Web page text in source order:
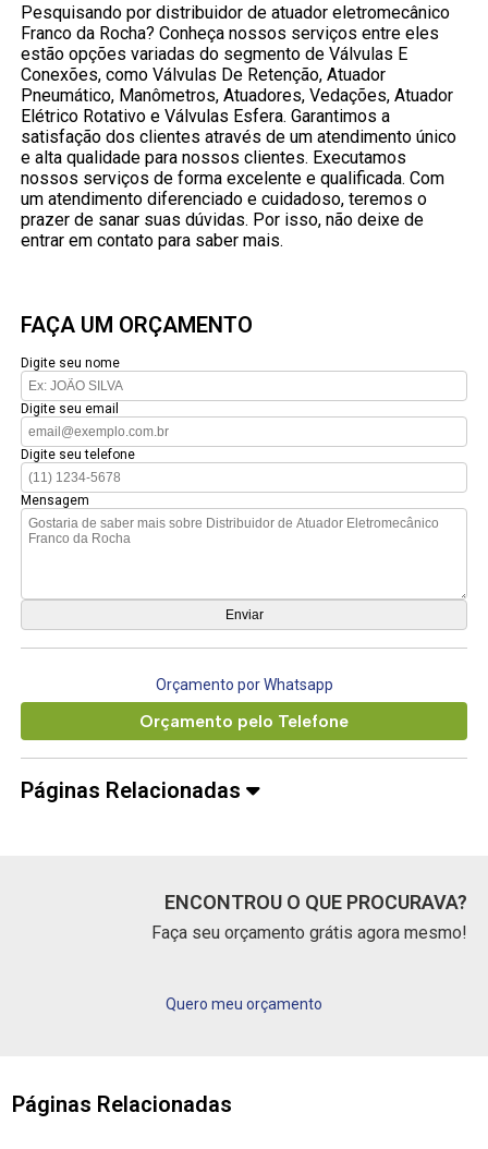
Pesquisando por distribuidor de atuador eletromecânico
Franco da Rocha? Conheça nossos serviços entre eles
estão opções variadas do segmento de Válvulas E
Conexões, como Válvulas De Retenção, Atuador
Pneumático, Manômetros, Atuadores, Vedações, Atuador
Elétrico Rotativo e Válvulas Esfera. Garantimos a
satisfação dos clientes através de um atendimento único
e alta qualidade para nossos clientes. Executamos
nossos serviços de forma excelente e qualificada. Com
um atendimento diferenciado e cuidadoso, teremos o
prazer de sanar suas dúvidas. Por isso, não deixe de
entrar em contato para saber mais.
FAÇA UM ORÇAMENTO
Digite seu nome
Digite seu email
Digite seu telefone
Mensagem
Orçamento por Whatsapp
Orçamento pelo Telefone
Páginas Relacionadas
ENCONTROU O QUE PROCURAVA?
Faça seu orçamento grátis agora mesmo!
Quero meu orçamento
Páginas Relacionadas